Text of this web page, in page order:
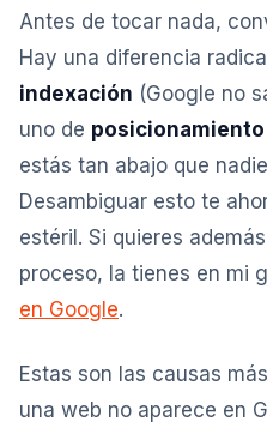
Antes de tocar nada,
Hay una diferencia
indexación (Google no
uno de posicionamiento
estás tan abajo que
Desambiguar esto te
estéril. Si quieres
proceso, la tienes en mi
en Google.
Estas son las causas
una web no aparece en